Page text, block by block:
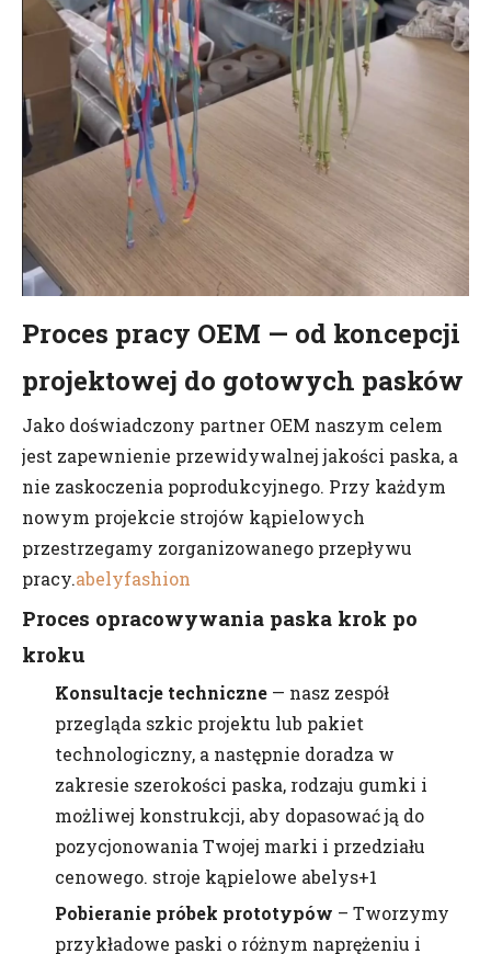
Proces pracy OEM — od koncepcji
projektowej do gotowych pasków
Jako doświadczony partner OEM naszym celem
jest zapewnienie przewidywalnej jakości paska, a
nie zaskoczenia poprodukcyjnego. Przy każdym
nowym projekcie strojów kąpielowych
przestrzegamy zorganizowanego przepływu
pracy.abelyfashion
Proces opracowywania paska krok po
kroku
Konsultacje techniczne — nasz zespół
przegląda szkic projektu lub pakiet
technologiczny, a następnie doradza w
zakresie szerokości paska, rodzaju gumki i
możliwej konstrukcji, aby dopasować ją do
pozycjonowania Twojej marki i przedziału
cenowego. stroje kąpielowe abelys+1
Pobieranie próbek prototypów – Tworzymy
przykładowe paski o różnym naprężeniu i